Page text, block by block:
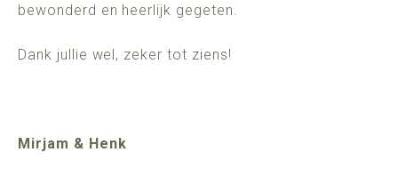
bewonderd en heerlijk gegeten.
Dank jullie wel, zeker tot ziens!
Mirjam & Henk